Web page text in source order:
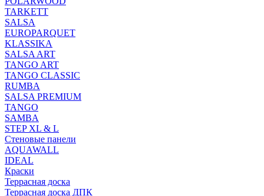
TARKETT
SALSA
EUROPARQUET
KLASSIKA
SALSA ART
TANGO ART
TANGO CLASSIC
RUMBA
SALSA PREMIUM
TANGO
SAMBA
STEP XL & L
Стеновые панели
AQUAWALL
IDEAL
Краски
Террасная доска
Террасная доска ДПК